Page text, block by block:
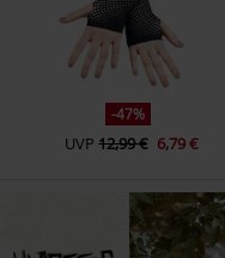
-47%
UVP 12,99 € 6,79 €